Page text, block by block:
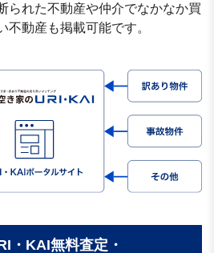
られた不動産や仲介でなかなか買
不動産も掲載可能です。
・KAI無料査定・